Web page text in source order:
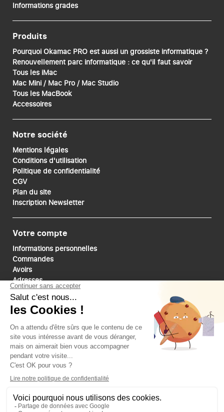
Informations grades
Produits
Pourquoi Okamac PRO est aussi un grossiste informatique ?
Renouvellement parc informatique : ce qu'il faut savoir
Tous les iMac
Mac Mini / Mac Pro / Mac Studio
Tous les MacBook
Accessoires
Notre société
Mentions légales
Conditions d'utilisation
Politique de confidentialité
CGV
Plan du site
Inscription Newsletter
Votre compte
Informations personnelles
Commandes
Avoirs
Adresses
Bons de réduction
Mes alertes
Paiements sécurisé
Suivez-nous